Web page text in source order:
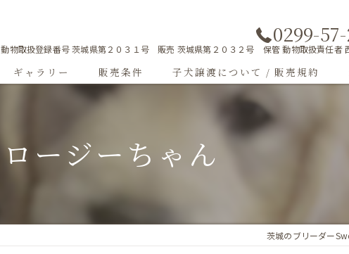
0299-
動物取扱登録番号 茨城県第２０３１号 販売 茨城県第２０３２号 保管 動物取扱責任
ギャラリー
成犬紹介
販売条件 子犬譲渡について / 販売規約
ロージーちゃん
茨城のブリーダー